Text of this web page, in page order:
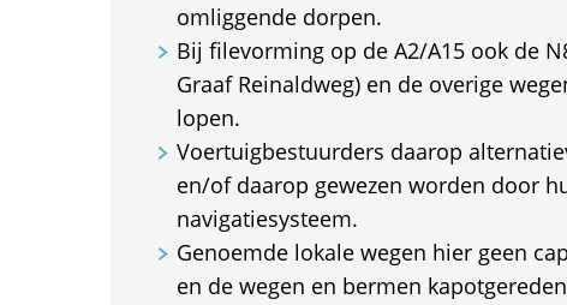
omliggende dorpen.
Bij filevorming op de A2/A15 ook de
Graaf Reinaldweg) en de overige
lopen.
Voertuigbestuurders daarop
en/of daarop gewezen worden door
navigatiesysteem.
Genoemde lokale wegen hier geen
en de wegen en bermen